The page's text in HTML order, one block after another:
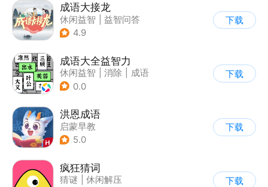
成语大接龙
休闲益智
益智问答
| 成语
4.9
下载
成语大全益智力
休闲益智 消除
成语
0.0
下载
洪恩成语
启蒙早教
5.0
下载
疯狂猜词
猜谜
休闲解压
下载